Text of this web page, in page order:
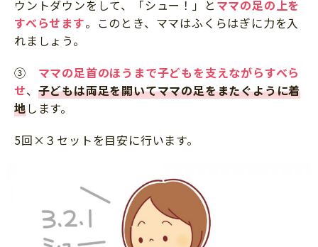
ウントダウンをして、「シュー！」と ママの足の上を
すべらせます。このとき、ママはふくらはぎに力を入
れましょう。
③ ママの足首のほうまで子どもを支えながらすべら
せ、 子どもは両足を開いてママの足をまたぐように着
地します。
5回×３セットを目安に行います。